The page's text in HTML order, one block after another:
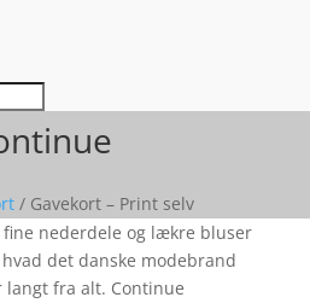
/ Gavekort – Print selv
nederdele og lækre bluser
det danske modebrand
langt fra alt. Continue